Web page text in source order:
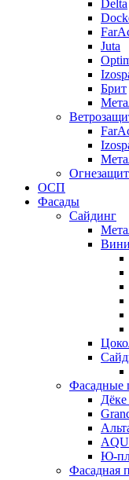
Delta
Juta
Брит
ОСП
Фасады
Сайдинг
Фасадные
Ю-
Фасадная